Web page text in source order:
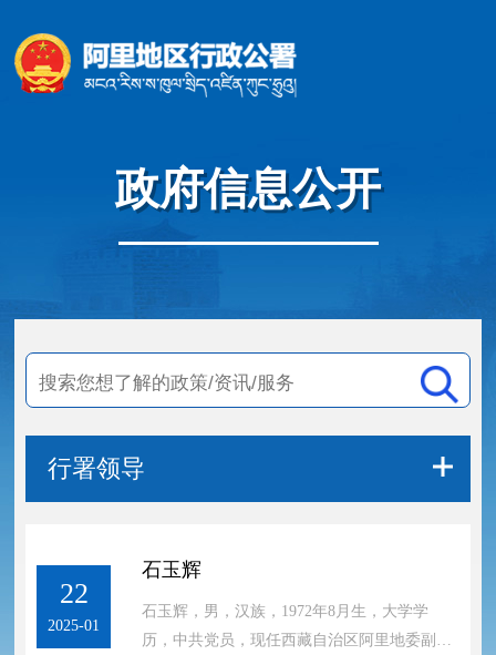
政府信息公开
行署领导
22
2025-01
石玉辉
石玉辉，男，汉族，1972年8月生，大学学
历，中共党员，现任西藏自治区阿里地委副书